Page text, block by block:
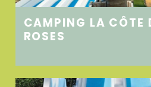
CAMPING LA CÔTE
ROSES